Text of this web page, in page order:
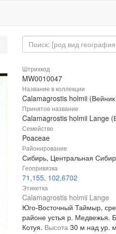
Штрихкод
MW0010047
Название в коллекции
Calamagrostis holmii
Принятое название
Calamagrostis holmii Lange
Семейство
Poaceae
Районирование
Сибирь, Центральная
Геопривязка
71,155, 102,6702
Этикетка
Calamagrostis holmii Lange
Юго-Восточный Таймыр,
районе устья р. Медвежья.
Котуя. Высота 30 м над ур.